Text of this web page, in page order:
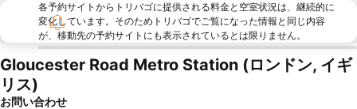
各予約サイトからトリバゴに提供される料金と空室状況は、継続的に
変化しています。そのためトリバゴでご覧になった情報と同じ内容
が、移動先の予約サイトにも表示されているとは限りません。
Gloucester Road Metro Station (ロンドン, イギ
リス)
お問い合わせ